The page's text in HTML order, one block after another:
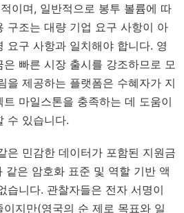
이며, 일반적으로 봉투 볼륨에 따
구조는 대량 기업 요구 사항이 아
요구 사항과 일치해야 합니다. 영
빠른 시장 출시를 강조하므로 모
을 제공하는 플랫폼은 수혜자가 지
마일스톤을 충족하는 데 도움이
수 있습니다.
은 민감한 데이터가 포함된 지원금
같은 암호화 표준 및 역할 기반 액
습니다. 관찰자들은 전자 서명이
지만(영국의 순 제로 목표와 일